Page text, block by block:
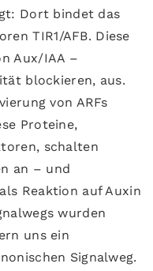
Dort bindet das
TIR1/AFB. Diese
Aux/IAA –
blockieren, aus.
von ARFs
Proteine,
schalten
an – und
Reaktion auf Auxin
wurden
uns ein
Signalweg.